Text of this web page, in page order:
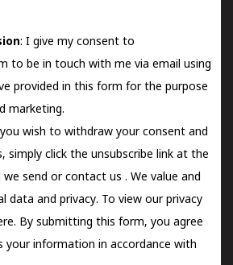
: I give my consent to
to be in touch with me via email using
provided in this form for the purpose
marketing.
wish to withdraw your consent and
simply click the unsubscribe link at the
send orcontact us . We value and
data and privacy. To view our privacy
By submitting this form, you agree
your information in accordance with